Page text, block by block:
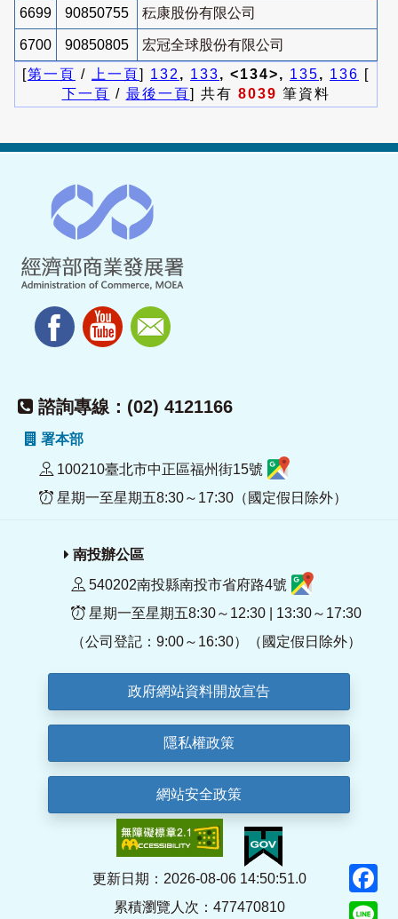
6699 90850755 秐康股份有限公司
6700 90850805
宏冠全球股份有限公司
[第一頁 / 上一頁] 132 , 133, <134>, 135, 136 [
下一頁 / 最後一頁] 共有 8039 筆資料
諮詢專線：(02) 4121166
署本部
100210臺北市中正區福州街15號
星期一至星期五8:30～17:30（國定假日除外）
南投辦公區
540202南投縣南投市省府路4號
星期一至星期五8:30～12:30 | 13:30～17:30
（公司登記：9:00～16:30）（國定假日除外）
政府網站資料開放宣告
隱私權政策
網站安全政策
更新日期：2026-08-06 14:50:51.0
累積瀏覽人次：477470810